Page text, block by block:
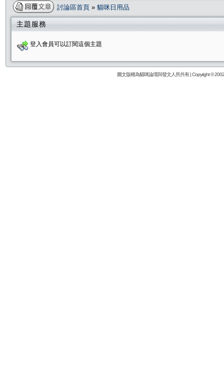
討論區首頁 » 貓咪日用品
主題服務
登入會員可以訂閱這個主題
圖文版權為貓咪論壇與發文人所共有 | Copyright ©